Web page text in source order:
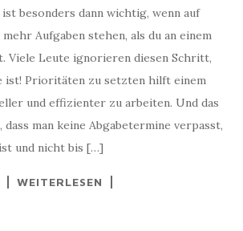
besonders dann wichtig, wenn auf
Aufgaben stehen, als du an einem
Viele Leute ignorieren diesen Schritt,
ist! Prioritäten zu setzten hilft einem
und effizienter zu arbeiten. Und das
man keine Abgabetermine verpasst,
und nicht bis […]
WEITERLESEN